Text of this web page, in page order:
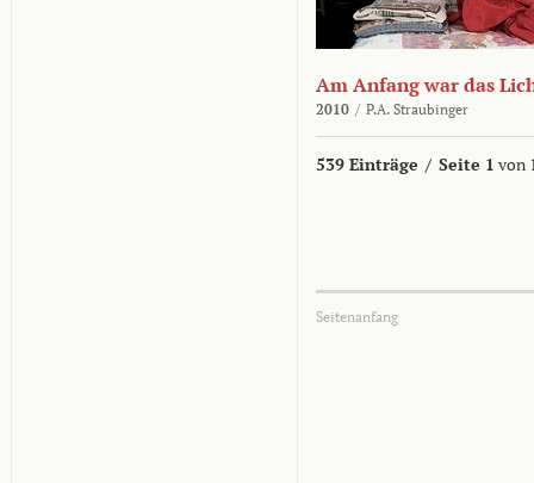
Am Anfang war das
2010 / P.A. Straubinger
539 Einträge / Seite 1 von
Seitenanfang